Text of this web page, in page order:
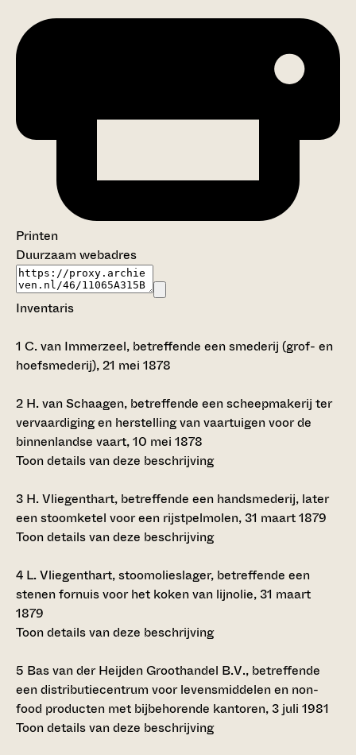
Printen
Duurzaam webadres
Inventaris
1 C. van Immerzeel, betreffende een smederij (grof- en
hoefsmederij), 21 mei 1878
2 H. van Schaagen, betreffende een scheepmakerij ter
vervaardiging en herstelling van vaartuigen voor de
binnenlandse vaart, 10 mei 1878
Toon details van deze beschrijving
3 H. Vliegenthart, betreffende een handsmederij, later
een stoomketel voor een rijstpelmolen, 31 maart 1879
Toon details van deze beschrijving
4 L. Vliegenthart, stoomolieslager, betreffende een
stenen fornuis voor het koken van lijnolie, 31 maart
1879
Toon details van deze beschrijving
5 Bas van der Heijden Groothandel B.V., betreffende
een distributiecentrum voor levensmiddelen en non-
food producten met bijbehorende kantoren, 3 juli 1981
Toon details van deze beschrijving